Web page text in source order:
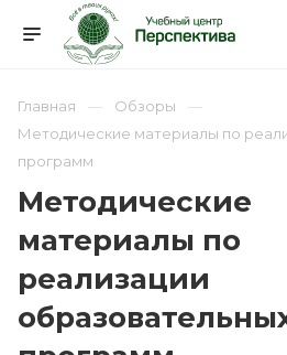
Главная
Обзоры
Методические материалы по
программ
Методические
материалы по
реализации